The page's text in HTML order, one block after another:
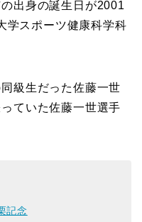
出身の誕生日が2001
学スポーツ健康科学科
級生だった佐藤一世
ていた佐藤一世選手
記念